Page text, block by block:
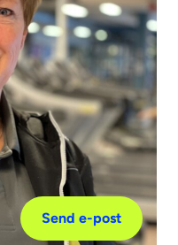
Send e-post